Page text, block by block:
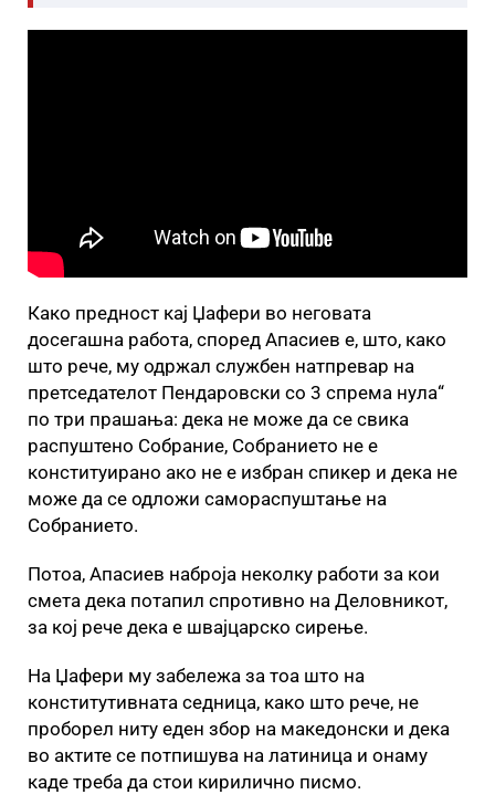
Како предност кај Џафери во неговата
досегашна работа, според Апасиев е, што, како
што рече, му одржал службен натпревар на
претседателот Пендаровски со 3 спрема нула“
по три прашања: дека не може да се свика
распуштено Собрание, Собранието не е
конституирано ако не е избран спикер и дека не
може да се одложи самораспуштање на
Собранието.
Потоа, Апасиев наброја неколку работи за кои
смета дека потапил спротивно на Деловникот,
за кој рече дека е швајцарско сирење.
На Џафери му забележа за тоа што на
конститутивната седница, како што рече, не
проборел ниту еден збор на македонски и дека
во актите се потпишува на латиница и онаму
каде треба да стои кирилично писмо.